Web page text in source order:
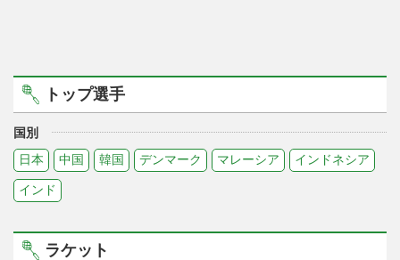
トップ選手
国別
日本
中国 韓国 デンマーク マレーシア インドネシア
インド
ラケット